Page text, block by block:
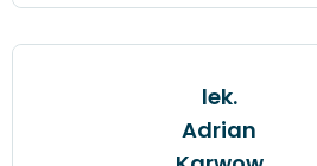
lek.
Adrian